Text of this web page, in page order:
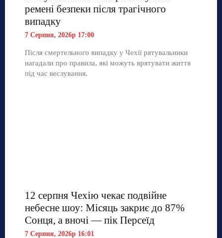
ремені безпеки після трагічного
випадку
7 Серпня, 2026р 17:00
Після смертельного випадку у Чехії рятувальники
нагадали про правила, які можуть врятувати життя
під час веслування.
12 серпня Чехію чекає подвійне
небесне шоу: Місяць закриє до 87%
Сонця, а вночі — пік Персеїд
7 Серпня, 2026р 16:01